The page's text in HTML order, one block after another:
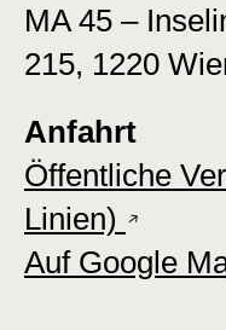
MA 45 –
215, 1220
Anfahrt
Öffentliche
Linien)
Auf Google